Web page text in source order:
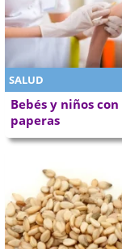
SALUD
Bebés y niños con
paperas